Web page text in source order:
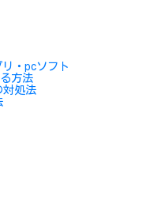
・pcソフト
方法
対処法